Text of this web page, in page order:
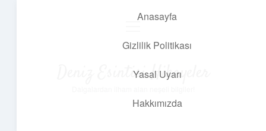
Anasayfa
Gizlilik Politikası
Yasal Uyarı
Hakkımızda
Deniz Esintisi Hikayeler